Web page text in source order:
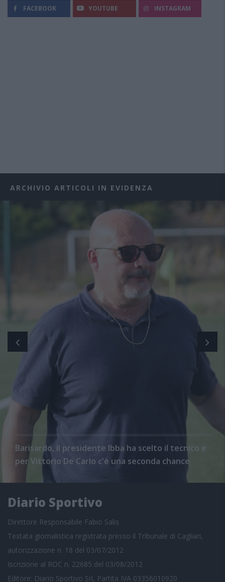
FACEBOOK YOUTUBE INSTAGRAM
ARCHIVIO ARTICOLI IN EVIDENZA
Barisardo, il presidente Ibba ha scelto il tecnico e
per Vittorio De Carlo c'è una seconda chance
Diario Sportivo
Direttore Responsabile Fabio Salis
Testata giornalistica registrata presso il Tribunale di Cagliari,
autorizzazione n. 18 del 03/07/2012
Iscrizione al ROC n. 22685 del 03/08/2012
Editore: Diario Sportivo Srl, Partita IVA 03356010920